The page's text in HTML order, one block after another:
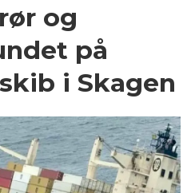
og
på
i Skagen